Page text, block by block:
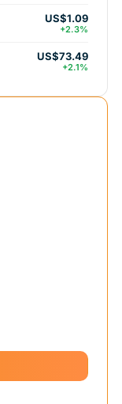
US$1.09
+2.3%
US$73.49
+2.1%